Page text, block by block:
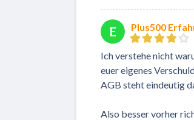
E Plus500
Ich verstehe nicht
euer eigenes
AGB steht eindeutig
Also besser vorher